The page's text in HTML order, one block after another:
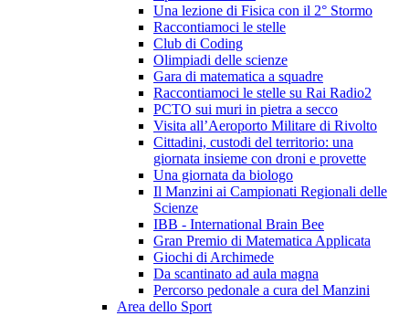
Una lezione di Fisica con il 2° Stormo
Raccontiamoci le stelle
Club di Coding
Olimpiadi delle scienze
Gara di matematica a squadre
Raccontiamoci le stelle su Rai Radio2
PCTO sui muri in pietra a secco
Visita all’Aeroporto Militare di Rivolto
Cittadini, custodi del territorio: una
giornata insieme con droni e provette
Una giornata da biologo
Il Manzini ai Campionati Regionali delle
Scienze
IBB - International Brain Bee
Gran Premio di Matematica Applicata
Giochi di Archimede
Da scantinato ad aula magna
Percorso pedonale a cura del Manzini
Area dello Sport